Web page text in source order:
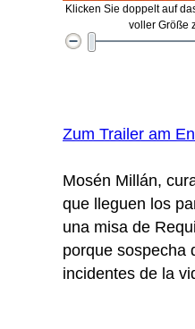
Klicken Sie doppelt auf
voller Größe
Zum Trailer am
Mosén Millán,
que lleguen los
una misa de
porque sospecha
incidentes de la